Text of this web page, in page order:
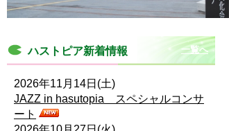
ハストピア新着情報 一覧へ
2026年11月14日(土)
JAZZ in hasutopia スペシャルコンサ
ート